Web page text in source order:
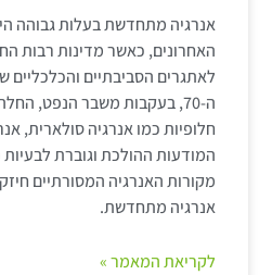
אנרגיה מתחדשת בעלות גבוהה
האחרונים, כאשר מדינות רבות
לאתגרים הסביבתיים
ה-70, בעקבות משבר הנפט,
חלופיות כמו אנרגיה סולארית,
המודעות ההולכת וגוברת לבעיות
מקורות האנרגיה המסורתיים
אנרגיה מתחדשת.
לקריאת המאמר »